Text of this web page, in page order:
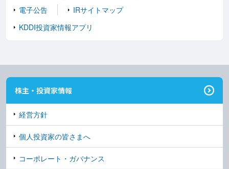
電子公告
IRサイトマップ
KDDI投資家情報アプリ
株主・投資家情報
経営方針
個人投資家の皆さまへ
コーポレート・ガバナンス